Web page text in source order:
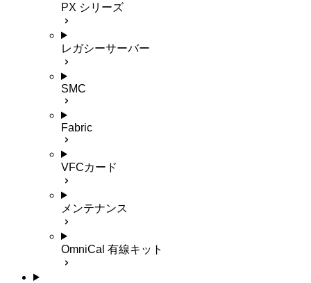
PX シリーズ
レガシーサーバー
SMC
Fabric
VFCカード
メンテナンス
OmniCal 有線キット